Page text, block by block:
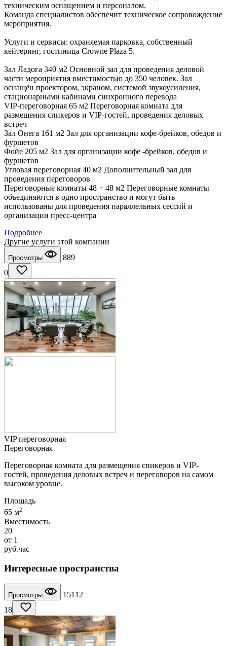
техническим оснащением и персоналом.
Команда специалистов обеспечит техническое сопровождение
мероприятия.
Услуги и сервисы: охраняемая парковка, собственный
кейтеринг, гостиница Crowne Plaza 5.
Зал Ладога 340 м2 Основной зал для проведения деловой
части мероприятия вместимостью до 350 человек. Зал
оснащён проектором, экраном, системой звукоусиления,
стационарными кабинами синхронного перевода
VIP-переговорная 65 м2 Переговорная комната для
размещения спикеров и VIP-гостей, проведения деловых
встреч
Зал Онега 161 м2 Зал для организации кофе-брейков, обедов и
фуршетов
Фойе 205 м2 Зал для организации кофе -брейков, обедов и
фуршетов
Угловая переговорная 40 м2 Дополнительный зал для
проведения переговоров
Переговорные комнаты 48 + 48 м2 Переговорные комнаты
объединяются в одно пространство и могут быть
использованы для проведения параллельных сессий и
организации пресс-центра
Подробнее
Другие услуги этой компании
Просмотры
889
0
VIP переговорная
Переговорная
Переговорная комната для размещения спикеров и VIP-
гостей, проведения деловых встреч и переговоров на самом
высоком уровне.
Площадь
65 м2
Вместимость
20
от 1
руб.час
Интересные пространства
Просмотры
15112
18